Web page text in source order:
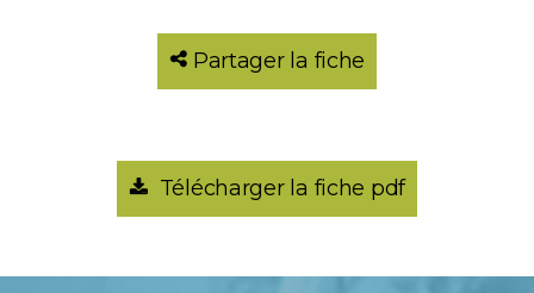
Partager la fiche
Télécharger la fiche pdf